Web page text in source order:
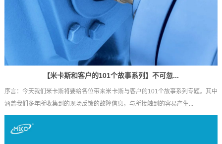
【米卡斯和客户的101个故事系列】不可忽...
序言：今天我们米卡斯将要给各位带来米卡斯与客户的101个故事系列专题。其中
涵盖我们多年所收集到的现场反馈的故障信息，与所接触到的容易产生...